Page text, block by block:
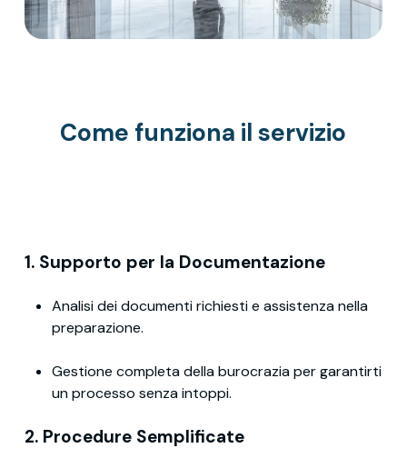
Come funziona il servizio
1. Supporto per la Documentazione
Analisi dei documenti richiesti e assistenza nella
preparazione.
Gestione completa della burocrazia per garantirti
un processo senza intoppi.
2. Procedure Semplificate